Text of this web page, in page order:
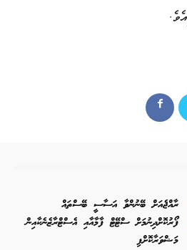
ރާއްޖެއަށް ބޭނުންވާ އަސާސީ ބޭސްތައް
ފޯރުކޮށްދިނުމަށް ސްޓޭޓް ފާމާއާއި އެސްޓްރާޒެނެކާއިން
މަޝްވަރާކޮށްފި